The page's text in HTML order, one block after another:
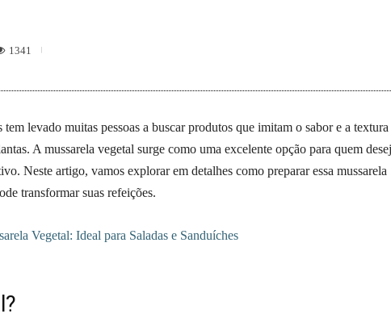
1341
levado muitas pessoas a buscar produtos que imitam o sabor e a textura
A mussarela vegetal surge como uma excelente opção para quem
Neste artigo, vamos explorar em detalhes como preparar essa mussarela
transformar suas refeições.